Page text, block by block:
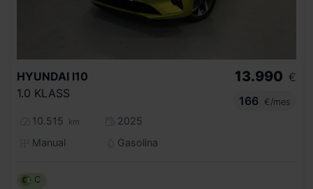
HYUNDAI I10
1.0 KLASS
10.515 km
2025
Manual
Gasolina
13.990 €
166
€/mes
C